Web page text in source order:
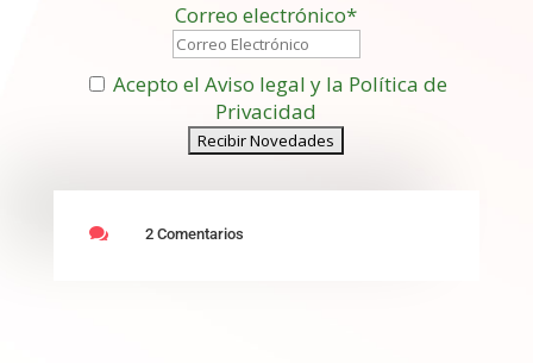
Correo electrónico*
Acepto el Aviso legal y la Política de
Privacidad
 2 Comentarios